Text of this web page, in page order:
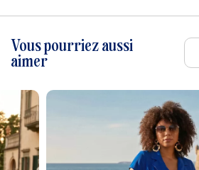
Vous pourriez aussi
aimer